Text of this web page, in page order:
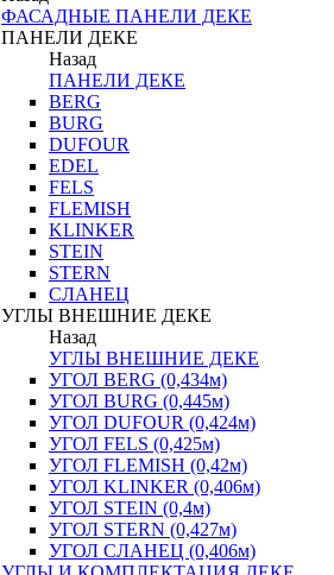
ФАСАДНЫЕ ПАНЕЛИ ДЕКЕ
ПАНЕЛИ ДЕКЕ
Назад
ПАНЕЛИ ДЕКЕ
BERG
BURG
DUFOUR
EDEL
FELS
FLEMISH
KLINKER
STEIN
STERN
СЛАНЕЦ
УГЛЫ ВНЕШНИЕ ДЕКЕ
Назад
УГЛЫ ВНЕШНИЕ ДЕКЕ
УГОЛ BERG (0,434м)
УГОЛ BURG (0,445м)
УГОЛ DUFOUR (0,424м)
УГОЛ FELS (0,425м)
УГОЛ FLEMISH (0,42м)
УГОЛ KLINKER (0,406м)
УГОЛ STEIN (0,4м)
УГОЛ STERN (0,427м)
УГОЛ СЛАНЕЦ (0,406м)